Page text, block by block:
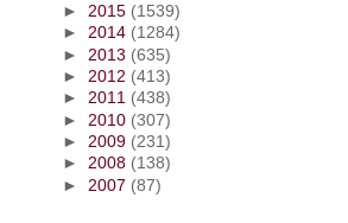
► 2015 (1539)
►2014 (1284)
► 2013 (635)
► 2012 (413)
►2011 (438)
► 2010 (307)
►2009 (231)
►2008 (138)
► 2007 (87)